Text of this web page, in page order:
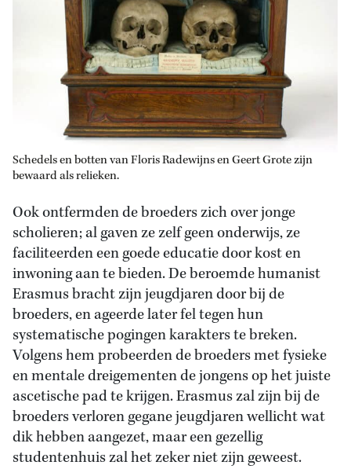
Schedels en botten van Floris Radewijns en Geert Grote zijn
bewaard als relieken.
Ook ontfermden de broeders zich over jonge
scholieren; al gaven ze zelf geen onderwijs, ze
faciliteerden een goede educatie door kost en
inwoning aan te bieden. De beroemde humanist
Erasmus bracht zijn jeugdjaren door bij de
broeders, en ageerde later fel tegen hun
systematische pogingen karakters te breken.
Volgens hem probeerden de broeders met fysieke
en mentale dreigementen de jongens op het juiste
ascetische pad te krijgen. Erasmus zal zijn bij de
broeders verloren gegane jeugdjaren wellicht wat
dik hebben aangezet, maar een gezellig
studentenhuis zal het zeker niet zijn geweest.